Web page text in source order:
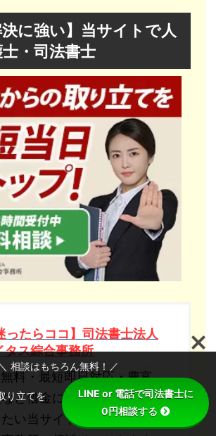
決に強い】当サイトで人
・司法書士
ったらココ】司法書士法人
タス綜合事務所
料・最短即日対応・豊富
ど借金に困ったら最初に
い当サイト人気NO.1の司
＼ 相談はもちろん無料！／
り立てを
LINE or 電話で司法書士に
0円相談する